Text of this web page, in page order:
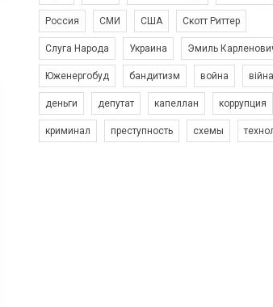
Россия СМИ США Скотт Риттер
Слуга Народа Украина Эмиль
Юженергобуд бандитизм война війна
деньги депутат капеллан коррупция
криминал преступность схемы